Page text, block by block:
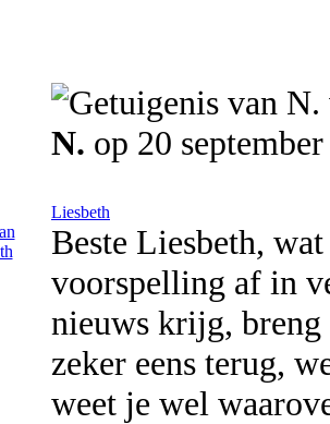
N. op 20
Liesbeth
Beste Liesbeth,
voorspelling af in
nieuws krijg,
zeker eens terug,
weet je wel